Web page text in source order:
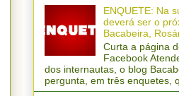
ENQUETE: Na
deverá ser o
Bacabeira,
Curta a página
Facebook
dos internautas, o blog
pergunta, em três enquetes,